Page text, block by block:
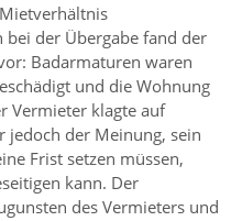
der Übergabe fand der
Badarmaturen waren
und die Wohnung
Vermieter klagte auf
jedoch der Meinung, sein
Frist setzen müssen,
kann. Der
des Vermieters und